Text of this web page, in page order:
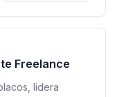
Freelance
lidera